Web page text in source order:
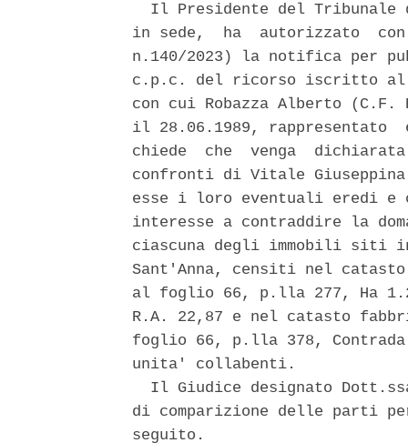
Il Presidente del Tribunale
in sede,  ha  autorizzato
n.140/2023) la notifica per
c.p.c. del ricorso iscritto al
con cui Robazza Alberto (C.F.
il 28.06.1989, rappresentato
chiede  che  venga
confronti di Vitale
esse i loro eventuali eredi e
interesse a contraddire la
ciascuna degli immobili siti
Sant'Anna, censiti nel catasto
al foglio 66, p.lla 277, Ha
R.A. 22,87 e nel catasto
foglio 66, p.lla 378,
unita' collabenti.
Il Giudice designato
di comparizione delle parti
seguito.